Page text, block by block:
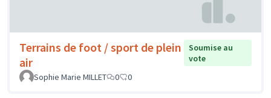
Terrains de foot / sport de plein
air
Soumise au
vote
Sophie Marie MILLET
0 0